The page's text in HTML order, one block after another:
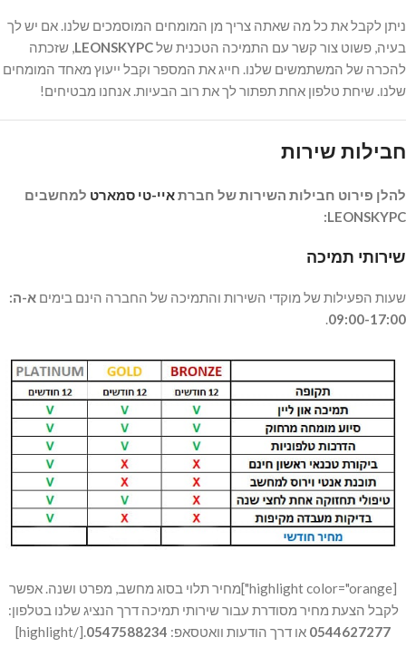
ניתן לקבל את כל מה שאתה צריך מן המומחים המוסמכים שלנו. אם יש לך
בעיה, פשוט צור קשר עם התמיכה הטכנית שלLEONSKYPC, שזכתה
להכרה של המשתמשים שלנו. חייג את המספר וקבל ייעוץ מאחד המומחים
שלנו. שיחת טלפון אחת תפתור לך את רוב הבעיות. אנחנו מבטיחים!
חבילות שירות
להלן פירוט חבילות השירות של חברתאיי-טי סמארט למחשבים
LEONSKYPC:
שירותי תמיכה
שעות הפעילות של מוקדי השירות והתמיכה של החברה הינם בימים א-ה:
09:00-17:00
.
[highlight color="orange"]מחיר תלוי בסוג מחשב, מפרט ושנה. אפשר
לקבל הצעת מחיר מסודרת עבור שירותי תמיכה דרך הנציג שלנו בטלפון:
0544627277 או דרך הודעות וואטסאפ: 0547588234
.[/highlight]